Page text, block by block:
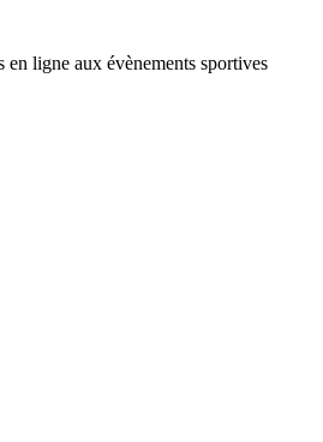
ligne aux évènements sportives